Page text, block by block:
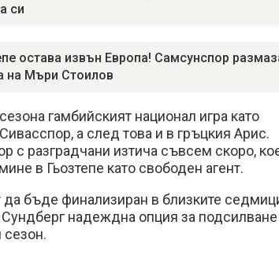
си
остава извън Европа! Самсунспор
на Мъри Стоилов
гамбийският национал игра като
а след това и в гръцкия Арис.
с разградчани изтича съвсем скоро,
в Гьозтепе като свободен агент.
да бъде финализиран в близките
надеждна опция за подсилване
сезон.